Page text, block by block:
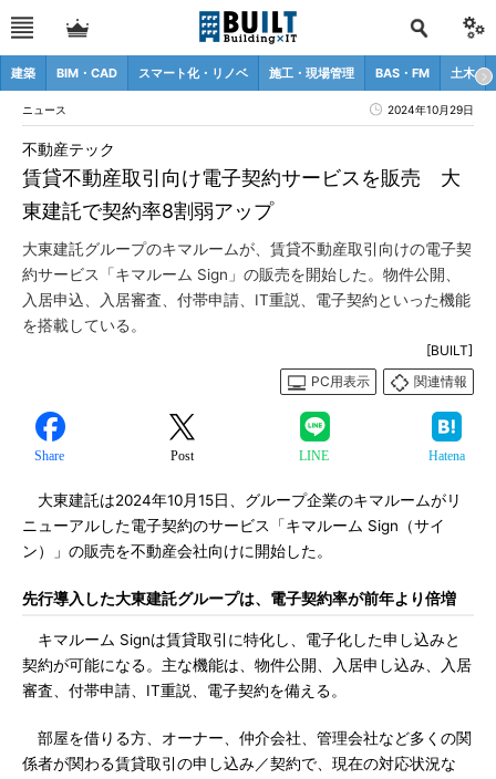
建築 BIM・CAD スマート化・リノベ 施工・現場管理 BAS・FM 土木
ニュース 2024年10月29日
賃貸不動産取引向け電子契約サービスを販売 大
東建託で契約率8割弱アップ
不動産テック
大東建託グループのキマルームが、賃貸不動産取引向けの電子契
約サービス「キマルーム Sign」の販売を開始した。物件公開、
入居申込、入居審査、付帯申請、IT重説、電子契約といった機能
を搭載している。
[BUILT]
PC用表示
関連情報
Share Post LINE Hatena
大東建託は2024年10月15日、グループ企業のキマルームがリ
ニューアルした電子契約のサービス「キマルーム Sign（サイ
ン）」の販売を不動産会社向けに開始した。
先行導入した大東建託グループは、電子契約率が前年より倍増
キマルーム Signは賃貸取引に特化し、電子化した申し込みと
契約が可能になる。主な機能は、物件公開、入居申し込み、入居
審査、付帯申請、IT重説、電子契約を備える。
部屋を借りる方、オーナー、仲介会社、管理会社など多くの関
係者が関わる賃貸取引の申し込み／契約で、現在の対応状況な